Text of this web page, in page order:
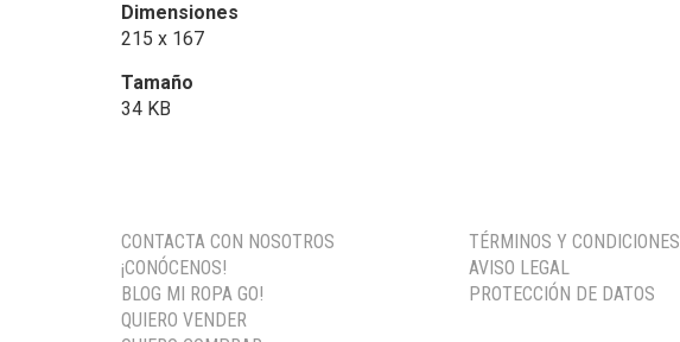
Dimensiones
215 x 167
Tamaño
34 KB
CONTACTA CON NOSOTROS
¡CONÓCENOS!
BLOG MI ROPA GO!
QUIERO VENDER
TÉRMINOS Y CONDICIONES
AVISO LEGAL
PROTECCIÓN DE DATOS